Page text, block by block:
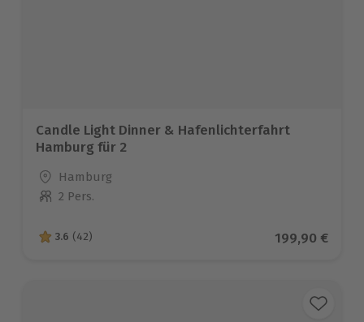
Candle Light Dinner & Hafenlichterfahrt
Hamburg für 2
Standort
Hamburg
Anzahl der Teilnehmer
2 Pers.
3.6 von 5 Sternen basierend auf 42 Bewertungen
3.6 (42) Aktueller
199,90 €